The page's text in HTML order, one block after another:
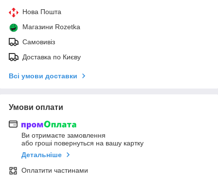
Нова Пошта
Магазини Rozetka
Самовивіз
Доставка по Києву
Всі умови доставки
Умови оплати
Ви отримаєте замовлення
або гроші повернуться на вашу картку
Детальніше
Оплатити частинами